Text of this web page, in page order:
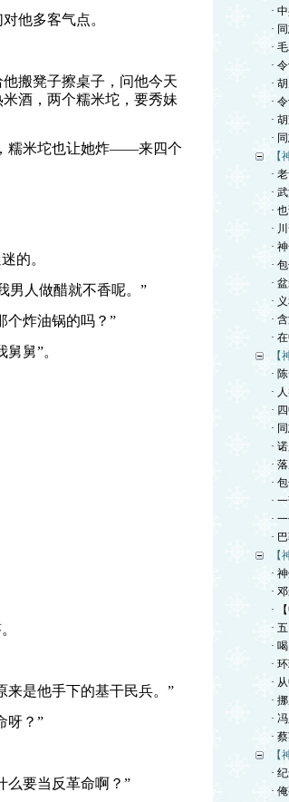
他多客气点。
搬凳子擦桌子，问他今天
酒，两个糯米坨，要秀妹
糯米坨也让她炸——来四个
的。
男人做醋就不香呢。”
个炸油锅的吗？”
舅”。
来是他手下的基干民兵。”
呀？”
么要当反革命啊？”
·
·
·
·
·
·
·
·
【
·
·
·
·
·
·
·
·
·
·
【
·
·
·
·
·
·
·
·
·
·
【
·
·
·
·
·
·
·
·
·
·
【
·
·